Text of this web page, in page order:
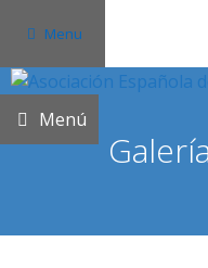
contenido
Menu
Menú